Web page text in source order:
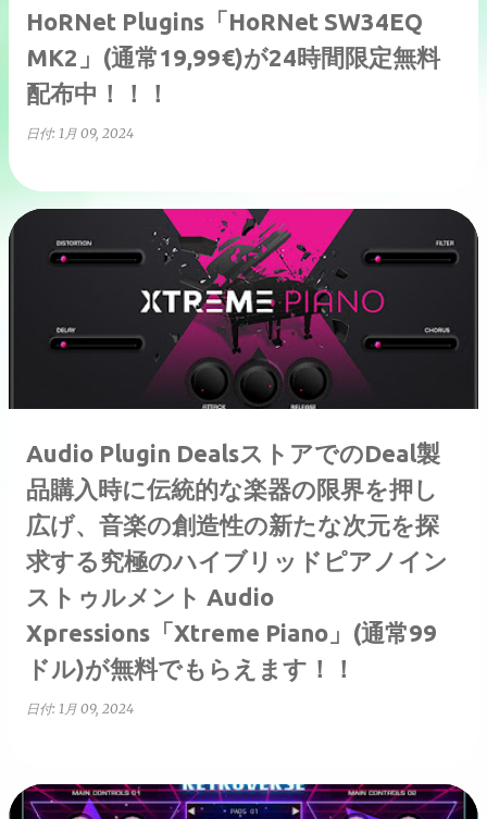
HoRNet Plugins「HoRNet SW34EQ
MK2」(通常19,99€)が24時間限定無料
配布中！！！
日付: 1月 09, 2024
Audio Plugin DealsストアでのDeal製
品購入時に伝統的な楽器の限界を押し
広げ、音楽の創造性の新たな次元を探
求する究極のハイブリッドピアノイン
ストゥルメント Audio
Xpressions「Xtreme Piano」(通常99
ドル)が無料でもらえます！！
日付: 1月 09, 2024